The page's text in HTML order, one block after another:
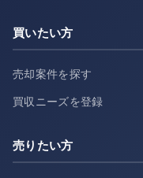
買いたい方
売却案件を探す
買収ニーズを登録
売りたい方